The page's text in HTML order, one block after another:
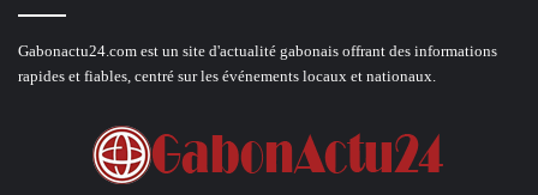
Gabonactu24.com est un site d'actualité gabonais offrant des informations
rapides et fiables, centré sur les événements locaux et nationaux.